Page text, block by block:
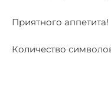
Приятного аппетита!
Количество